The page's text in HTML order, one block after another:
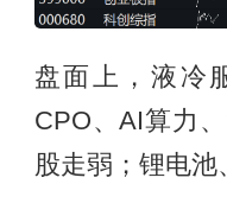
盘面上，液冷
CPO、AI算力
股走弱；锂电池